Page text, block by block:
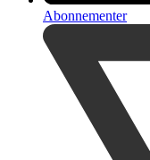
Abonnementer